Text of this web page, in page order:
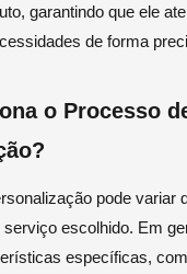
garantindo que ele
de forma
o Processo
pode variar
serviço escolhido. Em
específicas,